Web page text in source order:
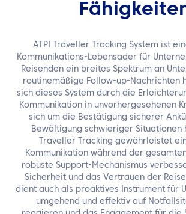
Kontaktieren Sie uns
ATPI Traveller Tracking System ist
Kommunikations-Lebensader für
Reisenden ein breites Spektrum an
routinemäßige Follow-up-Nachrichten
sich dieses System durch die
Kommunikation in unvorhergesehenen
sich um die Bestätigung sicherer
Bewältigung schwieriger Situationen
Traveller Tracking gewährleistet
Kommunikation während der
robuste Support-Mechanismus
Sicherheit und das Vertrauen der
dient auch als proaktives Instrument für
umgehend und effektiv auf